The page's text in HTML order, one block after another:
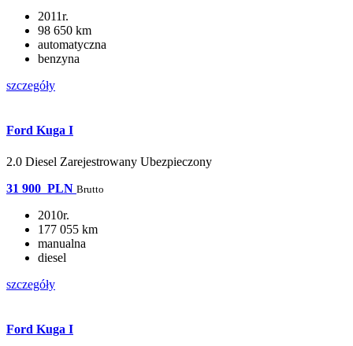
2011r.
98 650 km
automatyczna
benzyna
szczegóły
Ford Kuga I
2.0 Diesel Zarejestrowany Ubezpieczony
31 900 PLN Brutto
2010r.
177 055 km
manualna
diesel
szczegóły
Ford Kuga I